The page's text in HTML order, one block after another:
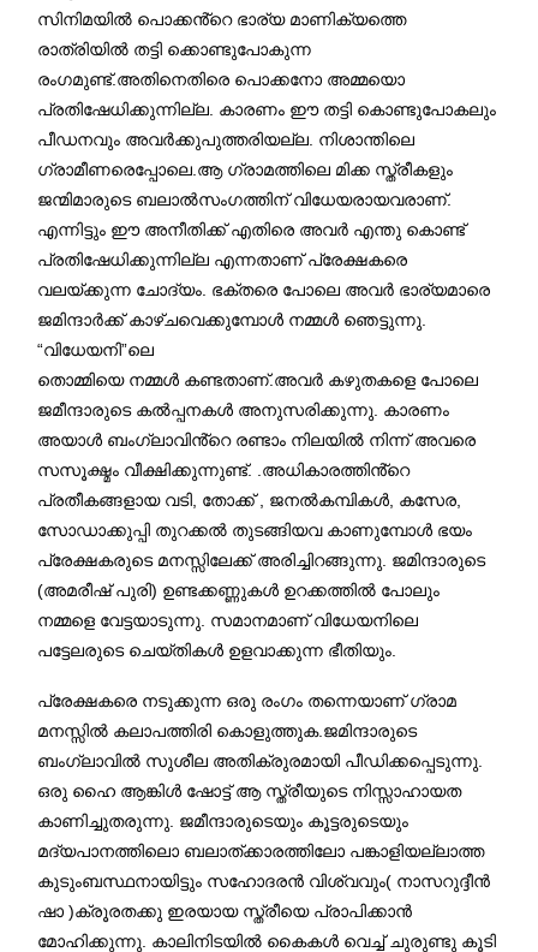
സിനിമയിൽ പൊക്കൻ്റെ ഭാര്യ മാണിക്യത്തെ
രാത്രിയിൽ തട്ടി ക്കൊണ്ടുപോകുന്ന
രംഗമുണ്ട്.അതിനെതിരെ പൊക്കനോ അമ്മയൊ
പ്രതിഷേധിക്കുന്നില്ല. കാരണം ഈ തട്ടി കൊണ്ടുപോകലും
പീഡനവും അവർക്കുപുത്തരിയല്ല. നിശാന്തിലെ
ഗ്രാമീണരെപ്പോലെ.ആ ഗ്രാമത്തിലെ മിക്ക സ്ത്രീകളും
ജന്മിമാരുടെ ബലാൽസംഗത്തിന് വിധേയരായവരാണ്.
എന്നിട്ടും ഈ അനീതിക്ക് എതിരെ അവർ എന്തു കൊണ്ട്
പ്രതിഷേധിക്കുന്നില്ല എന്നതാണ് പ്രേക്ഷകരെ
വലയ്ക്കുന്ന ചോദ്യം. ഭക്തരെ പോലെ അവർ ഭാര്യമാരെ
ജമിന്ദാർക്ക് കാഴ്ചവെക്കുമ്പോൾ നമ്മൾ ഞെട്ടുന്നു.
“വിധേയനി”ലെ
തൊമ്മിയെ നമ്മൾ കണ്ടതാണ്.അവർ കഴുതകളെ പോലെ
ജമീന്ദാരുടെ കൽപ്പനകൾ അനുസരിക്കുന്നു. കാരണം
അയാൾ ബംഗ്ലാവിൻ്റെ രണ്ടാം നിലയിൽ നിന്ന് അവരെ
സസൂക്ഷ്മം വീക്ഷിക്കുന്നുണ്ട്. .അധികാരത്തിൻ്റെ
പ്രതീകങ്ങളായ വടി, തോക്ക് , ജനൽകമ്പികൾ, കസേര,
സോഡാക്കുപ്പി തുറക്കൽ തുടങ്ങിയവ കാണുമ്പോൾ ഭയം
പ്രേക്ഷകരുടെ മനസ്സിലേക്ക് അരിച്ചിറങ്ങുന്നു. ജമിന്ദാരുടെ
(അമരീഷ് പുരി) ഉണ്ടക്കണ്ണുകൾ ഉറക്കത്തിൽ പോലും
നമ്മളെ വേട്ടയാടുന്നു. സമാനമാണ് വിധേയനിലെ
പട്ടേലരുടെ ചെയ്തികൾ ഉളവാക്കുന്ന ഭീതിയും.
പ്രേക്ഷകരെ നടുക്കുന്ന ഒരു രംഗം തന്നെയാണ് ഗ്രാമ
മനസ്സിൽ കലാപത്തിരി കൊളുത്തുക.ജമിന്ദാരുടെ
ബംഗ്ലാവിൽ സുശീല അതിക്രുരമായി പീഡിക്കപ്പെടുന്നു.
ഒരു ഹൈ ആങ്കിൾ ഷോട്ട് ആ സ്ത്രീയുടെ നിസ്സാഹായത
കാണിച്ചുതരുന്നു. ജമീന്ദാരുടെയും കൂട്ടരുടെയും
മദ്യപാനത്തിലൊ ബലാത്ക്കാരത്തിലോ പങ്കാളിയല്ലാത്ത
കുടുംബസ്ഥനായിട്ടും സഹോദരൻ വിശ്വവും( നാസറുദ്ദീൻ
ഷാ )ക്രൂരതക്കു ഇരയായ സ്ത്രീയെ പ്രാപിക്കാൻ
മോഹിക്കുന്നു. കാലിനിടയിൽ കൈകൾ വെച്ച് ചുരുണ്ടു കൂടി